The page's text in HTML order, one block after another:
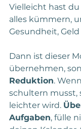
Vielleicht hast
alles kümmern,
Gesundheit,
Dann ist dieser
übernehmen,
Reduktion.
schultern musst,
leichter wird.
Aufgaben, fülle